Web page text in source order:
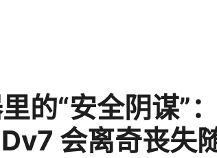
的“安全阴谋”
会离奇丧失